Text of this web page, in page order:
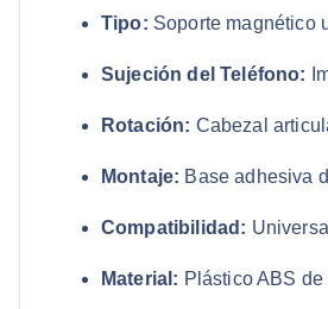
Tipo: Soporte magnético
Sujeción del Teléfono:
Rotación: Cabezal
Montaje: Base adhesiva
Compatibilidad:
Material: Plástico ABS